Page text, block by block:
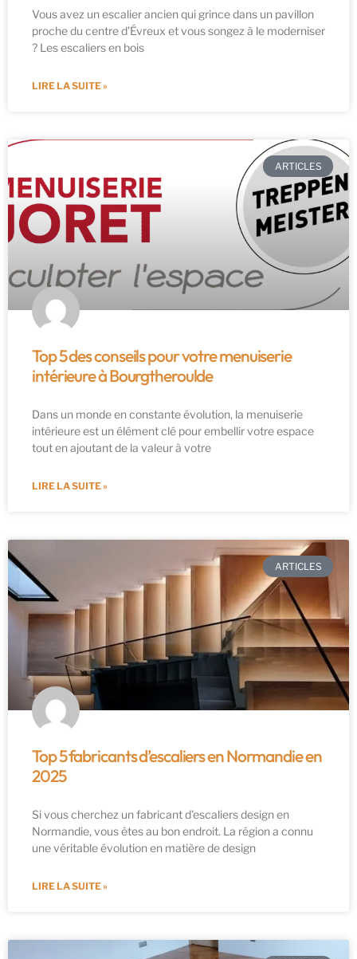
Vous avez un escalier ancien qui grince dans un pavillon
proche du centre d’Évreux et vous songez à le moderniser
? Les escaliers en bois
LIRE LA SUITE »
ARTICLES
Top 5 des conseils pour votre menuiserie
intérieure à Bourgtheroulde
Dans un monde en constante évolution, la menuiserie
intérieure est un élément clé pour embellir votre espace
tout en ajoutant de la valeur à votre
LIRE LA SUITE »
ARTICLES
Top 5 fabricants d’escaliers en Normandie en
2025
Si vous cherchez un fabricant d’escaliers design en
Normandie, vous êtes au bon endroit. La région a connu
une véritable évolution en matière de design
LIRE LA SUITE »